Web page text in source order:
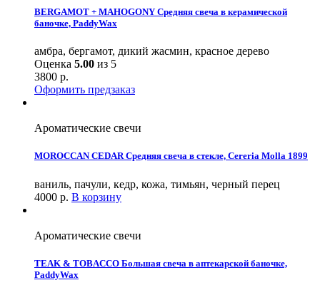
BERGAMOT + MAHOGONY Средняя свеча в керамической
баночке, PaddyWax
амбра, бергамот, дикий жасмин, красное дерево
Оценка 5.00 из 5
3800 р.
Оформить предзаказ
Ароматические свечи
MOROCCAN CEDAR Средняя свеча в стекле, Cereria Molla 1899
ваниль, пачули, кедр, кожа, тимьян, черный перец
4000 р. В корзину
Ароматические свечи
TEAK & TOBACCO Большая свеча в аптекарской баночке,
PaddyWax